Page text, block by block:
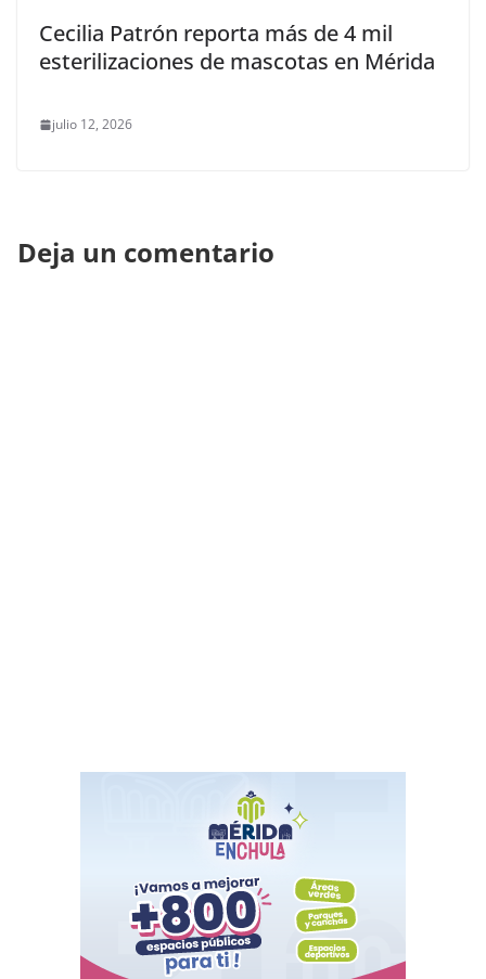
Cecilia Patrón reporta más de 4 mil
esterilizaciones de mascotas en Mérida
julio 12, 2026
Deja un comentario